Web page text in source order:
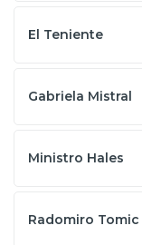
El Teniente
Gabriela Mistral
Ministro Hales
Radomiro Tomic